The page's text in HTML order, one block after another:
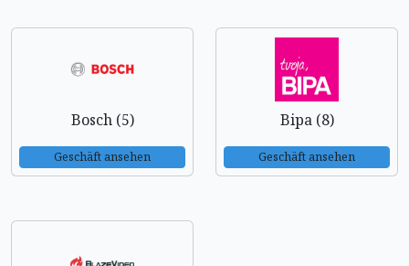
Bosch (5)
Geschäft ansehen
Bipa (8)
Geschäft ansehen